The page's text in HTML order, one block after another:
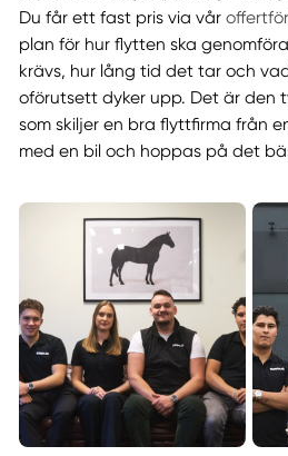
Du får ett fast pris via vår
plan för hur flytten ska
krävs, hur lång tid det tar och
oförutsett dyker upp. Det är den
som skiljer en bra flyttfirma från
med en bil och hoppas på det